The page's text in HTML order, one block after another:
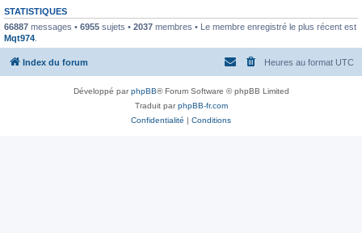
STATISTIQUES
66887 messages • 6955 sujets • 2037 membres • Le membre enregistré le plus récent est
Mqt974
Index du forum Heures au format UTC
Développé parphpBB® Forum Software © phpBB Limited
Traduit parphpBB-fr.com
Confidentialité | Conditions